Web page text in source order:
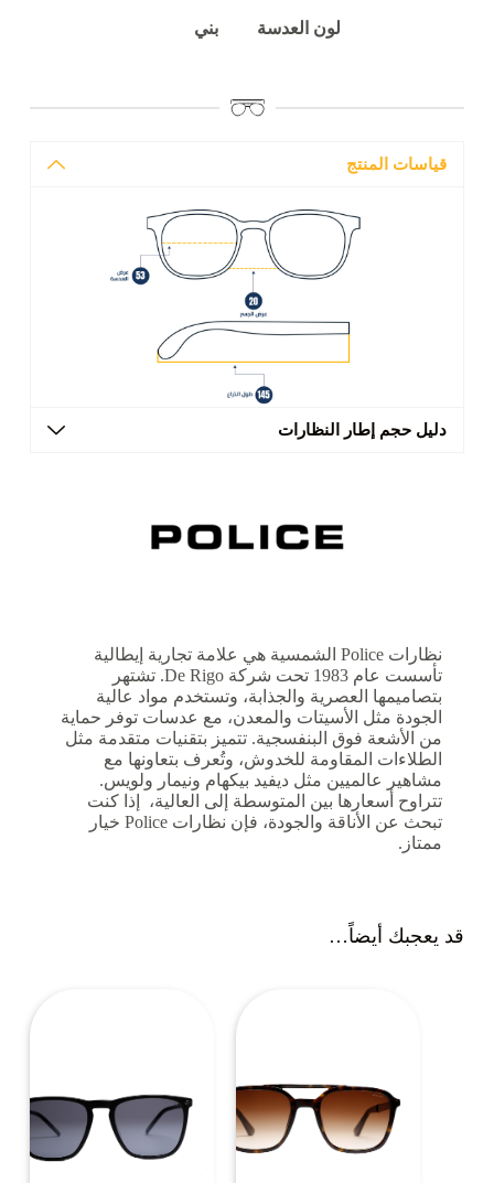
لون العدسة بني
قياسات المنتج
دليل حجم إطار النظارات
نظارات Police الشمسية هي علامة تجارية إيطالية
تأسست عام 1983 تحت شركة De Rigo. تشتهر
بتصاميمها العصرية والجذابة، وتستخدم مواد عالية
الجودة مثل الأسيتات والمعدن، مع عدسات توفر حماية
من الأشعة فوق البنفسجية. تتميز بتقنيات متقدمة مثل
الطلاءات المقاومة للخدوش، وتُعرف بتعاونها مع
مشاهير عالميين مثل ديفيد بيكهام ونيمار ولويس.
تتراوح أسعارها بين المتوسطة إلى العالية، إذا كنت
تبحث عن الأناقة والجودة، فإن نظارات Police خيار
ممتاز.
قد يعجبك أيضاً…